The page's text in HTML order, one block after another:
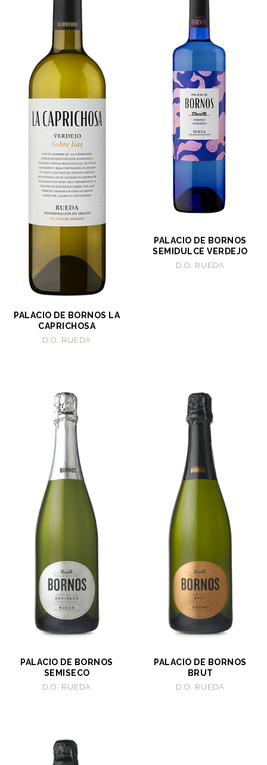
PALACIO DE BORNOS LA
CAPRICHOSA
D.O. RUEDA
PALACIO DE BORNOS
SEMIDULCE VERDEJO
D.O. RUEDA
PALACIO DE BORNOS
SEMISECO
D.O. RUEDA
PALACIO DE BORNOS
BRUT
D.O. RUEDA